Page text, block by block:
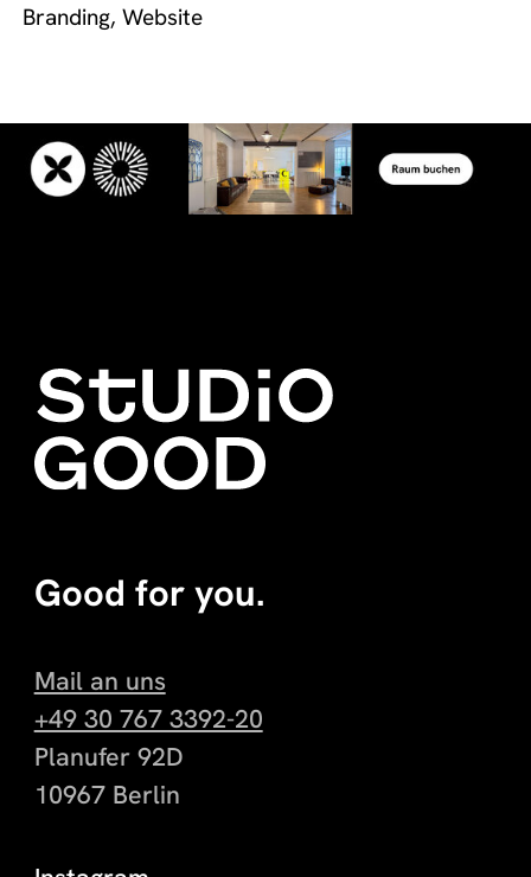
Branding, Website
Good for you.
Mail an uns
+49 30 767 3392-20
Planufer 92D
10967 Berlin